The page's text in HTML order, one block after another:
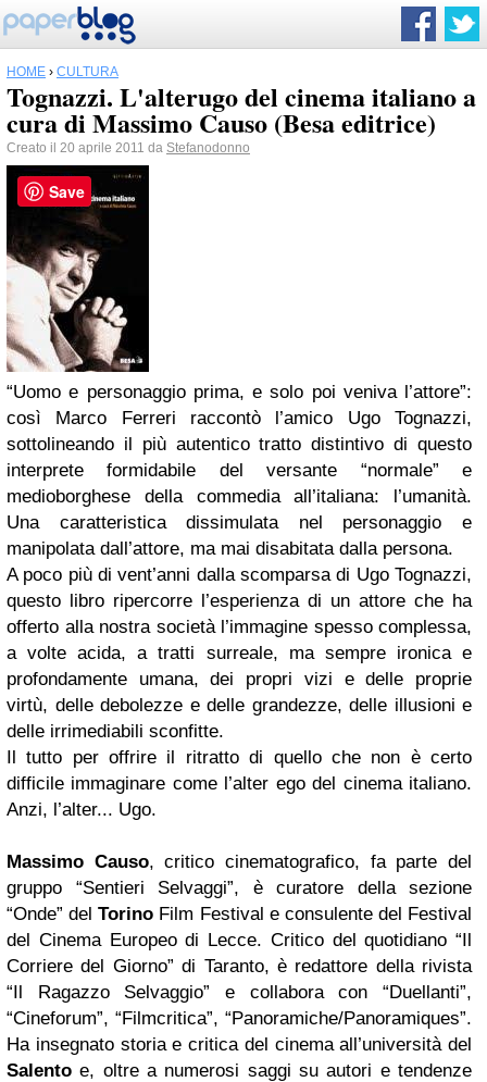
HOME › CULTURA
Tognazzi. L'alterugo del cinema italiano a
cura di Massimo Causo (Besa editrice)
Creato il 20 aprile 2011 da Stefanodonno
“Uomo e personaggio prima, e solo poi veniva l’attore”:
così Marco Ferreri raccontò l’amico Ugo Tognazzi,
sottolineando il più autentico tratto distintivo di questo
interprete formidabile del versante “normale” e
medioborghese della commedia all’italiana: l’umanità.
Una caratteristica dissimulata nel personaggio e
manipolata dall’attore, ma mai disabitata dalla persona.
A poco più di vent’anni dalla scomparsa di Ugo Tognazzi,
questo libro ripercorre l’esperienza di un attore che ha
offerto alla nostra società l’immagine spesso complessa,
a volte acida, a tratti surreale, ma sempre ironica e
profondamente umana, dei propri vizi e delle proprie
virtù, delle debolezze e delle grandezze, delle illusioni e
delle irrimediabili sconfitte.
Il tutto per offrire il ritratto di quello che non è certo
difficile immaginare come l’alter ego del cinema italiano.
Anzi, l’alter... Ugo.
Massimo Causo, critico cinematografico, fa parte del
gruppo “Sentieri Selvaggi”, è curatore della sezione
“Onde” delTorino Film Festival e consulente del Festival
del Cinema Europeo di Lecce. Critico del quotidiano “Il
Corriere del Giorno” di Taranto, è redattore della rivista
“Il Ragazzo Selvaggio” e collabora con “Duellanti”,
“Cineforum”, “Filmcritica”, “Panoramiche/Panoramiques”.
Ha insegnato storia e critica del cinema all’università del
Salento e, oltre a numerosi saggi su autori e tendenze
Save